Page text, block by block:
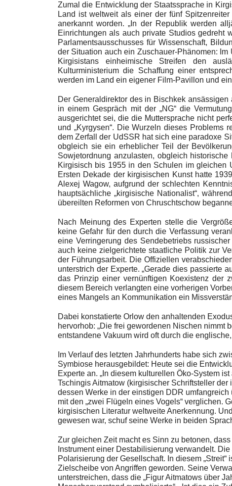
Zumal die Entwicklung der Staatssprache in
Land ist weltweit als einer der fünf
anerkannt worden. „In der Republik werden
Einrichtungen als auch private Studios gedreht
Parlamentsausschusses für Wissenschaft,
der Situation auch ein Zuschauer-Phänomen:
Kirgisistans einheimische Streifen den
Kulturministerium die Schaffung einer
werden im Land ein eigener Film-Pavillon und
Der Generaldirektor des in Bischkek ansässigen
in einem Gespräch mit der „NG“ die
ausgerichtet sei, die die Muttersprache nicht
und „Kyrgysen“. Die Wurzeln dieses Problems
dem Zerfall der UdSSR hat sich eine paradoxe
obgleich sie ein erheblicher Teil der
Sowjetordnung anzulasten, obgleich
Kirgisisch bis 1955 in den Schulen im gleichen
Ersten Dekade der kirgisischen Kunst hatte
Alexej Wagow, aufgrund der schlechten
hauptsächliche „kirgisische Nationalist“,
übereilten Reformen von Chruschtschow
Nach Meinung des Experten stelle die
keine Gefahr für den durch die Verfassung
eine Verringerung des Sendebetriebs
auch keine zielgerichtete staatliche Politik zur
der Führungsarbeit. Die Offiziellen
unterstrich der Experte. „Gerade dies passierte
das Prinzip einer vernünftigen Koexistenz der
diesem Bereich verlangten eine vorherigen
eines Mangels an Kommunikation ein
Dabei konstatierte Orlow den anhaltenden
hervorhob: „Die frei gewordenen Nischen
entstandene Vakuum wird oft durch die
Im Verlauf des letzten Jahrhunderts habe sich
Symbiose herausgebildet: Heute sei die
Experte an. „In diesem kulturellen Öko-System
Tschingis Aitmatow (kirgisischer Schriftsteller
dessen Werke in der einstigen DDR
mit den „zwei Flügeln eines Vogels“ verglichen.
kirgisischen Literatur weltweite Anerkennung.
gewesen war, schuf seine Werke in beiden
Zur gleichen Zeit macht es Sinn zu betonen,
Instrument einer Destabilisierung verwandelt.
Polarisierung der Gesellschaft. In diesem
Zielscheibe von Angriffen geworden. Seine
unterstreichen, dass die „Figur Aitmatows über